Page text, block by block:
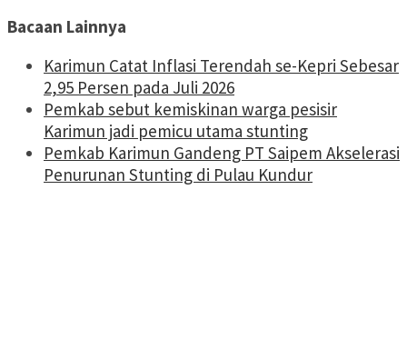
Bacaan Lainnya
Karimun Catat Inflasi Terendah se-Kepri Sebesar
2,95 Persen pada Juli 2026
Pemkab sebut kemiskinan warga pesisir
Karimun jadi pemicu utama stunting
Pemkab Karimun Gandeng PT Saipem Akselerasi
Penurunan Stunting di Pulau Kundur